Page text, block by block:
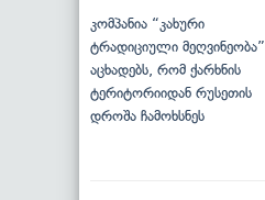
კომპანია “კახური
ტრადიციული მეღვინეობა”
აცხადებს, რომ ქარხნის
ტერიტორიიდან რუსეთის
დროშა ჩამოხსნეს